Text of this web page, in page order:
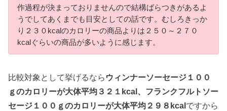
作過程が決まっておりませんので結構ばらつきがあるよ
うでしてあくまでも目安としての話です。むしろきっか
り２３０kcalのカロリーの商品よりは２５０～２７０
kcalぐらいの商品が多いように感じます。
比較対象として挙げるなら ウィンナーソーセージ１００
ｇのカロリーが大体平均３２１kcal、フランクフルトソー
セージ１００ｇのカロリーが大体平均２９８kcalですから